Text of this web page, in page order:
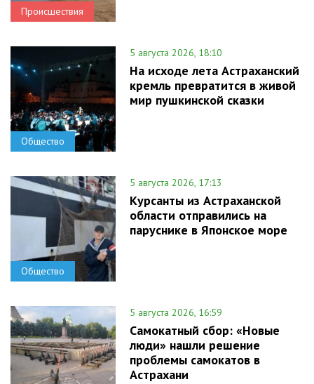
Происшествия
Общество
5 августа 2026, 18:10
На исходе лета Астраханский
кремль превратится в живой
мир пушкинской сказки
Общество
5 августа 2026, 17:13
Курсанты из Астраханской
области отправились на
паруснике в Японское море
5 августа 2026, 16:59
Самокатный сбор: «Новые
люди» нашли решение
проблемы самокатов в
Астрахани